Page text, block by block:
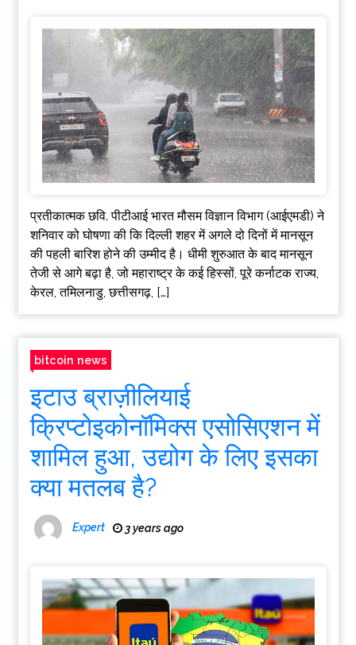
प्रतीकात्मक छवि. पीटीआई भारत मौसम विज्ञान विभाग (आईएमडी) ने
शनिवार को घोषणा की कि दिल्ली शहर में अगले दो दिनों में मानसून
की पहली बारिश होने की उम्मीद है। धीमी शुरुआत के बाद मानसून
तेजी से आगे बढ़ा है, जो महाराष्ट्र के कई हिस्सों, पूरे कर्नाटक राज्य,
केरल, तमिलनाडु, छत्तीसगढ़, […]
bitcoin news
इटाउ ब्राज़ीलियाई
क्रिप्टोइकोनॉमिक्स एसोसिएशन में
शामिल हुआ, उद्योग के लिए इसका
क्या मतलब है?
Expert 3 years ago